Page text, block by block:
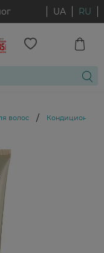
UA RU
волос / Кондиционер